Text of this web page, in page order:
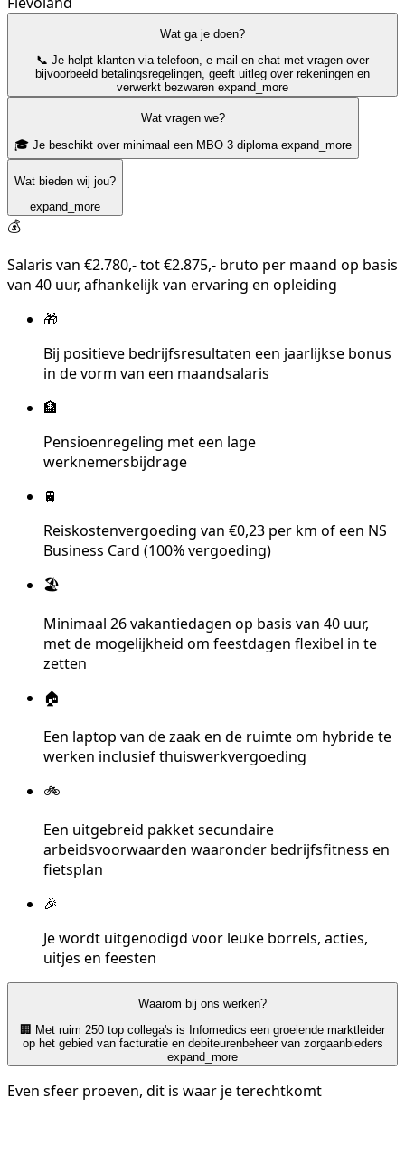
Wat ga je doen?
📞 Je helpt klanten via telefoon, e-mail en chat met vragen over
bijvoorbeeld betalingsregelingen, geeft uitleg over rekeningen en
verwerkt bezwaren expand_more
Wat vragen we?
🎓 Je beschikt over minimaal een MBO 3 diploma expand_more
Wat bieden wij jou?
expand_more
💰
Salaris van €2.780,- tot €2.875,- bruto per maand op basis
van 40 uur, afhankelijk van ervaring en opleiding
🎁
Bij positieve bedrijfsresultaten een jaarlijkse bonus
in de vorm van een maandsalaris
🏦
Pensioenregeling met een lage
werknemersbijdrage
🚆
Reiskostenvergoeding van €0,23 per km of een NS
Business Card (100% vergoeding)
🏖️
Minimaal 26 vakantiedagen op basis van 40 uur,
met de mogelijkheid om feestdagen flexibel in te
zetten
🏠
Een laptop van de zaak en de ruimte om hybride te
werken inclusief thuiswerkvergoeding
🚲
Een uitgebreid pakket secundaire
arbeidsvoorwaarden waaronder bedrijfsfitness en
fietsplan
🎉
Je wordt uitgenodigd voor leuke borrels, acties,
uitjes en feesten
Waarom bij ons werken?
🏢 Met ruim 250 top collega's is Infomedics een groeiende marktleider
op het gebied van facturatie en debiteurenbeheer van zorgaanbieders
expand_more
Even sfeer proeven, dit is waar je terechtkomt